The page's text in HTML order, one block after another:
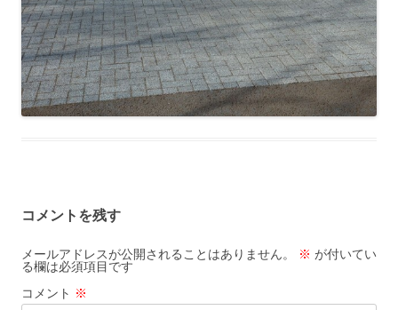
コメントを残す
メールアドレスが公開されることはありません。 ※ が付いてい
る欄は必須項目です
コメント ※